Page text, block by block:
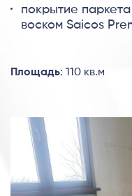
покрытие
воском Saicos
Площадь: 110 кв.м